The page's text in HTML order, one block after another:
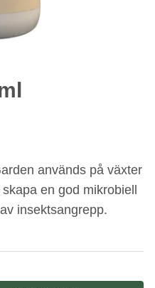
används på växter
en god mikrobiell
insektsangrepp.